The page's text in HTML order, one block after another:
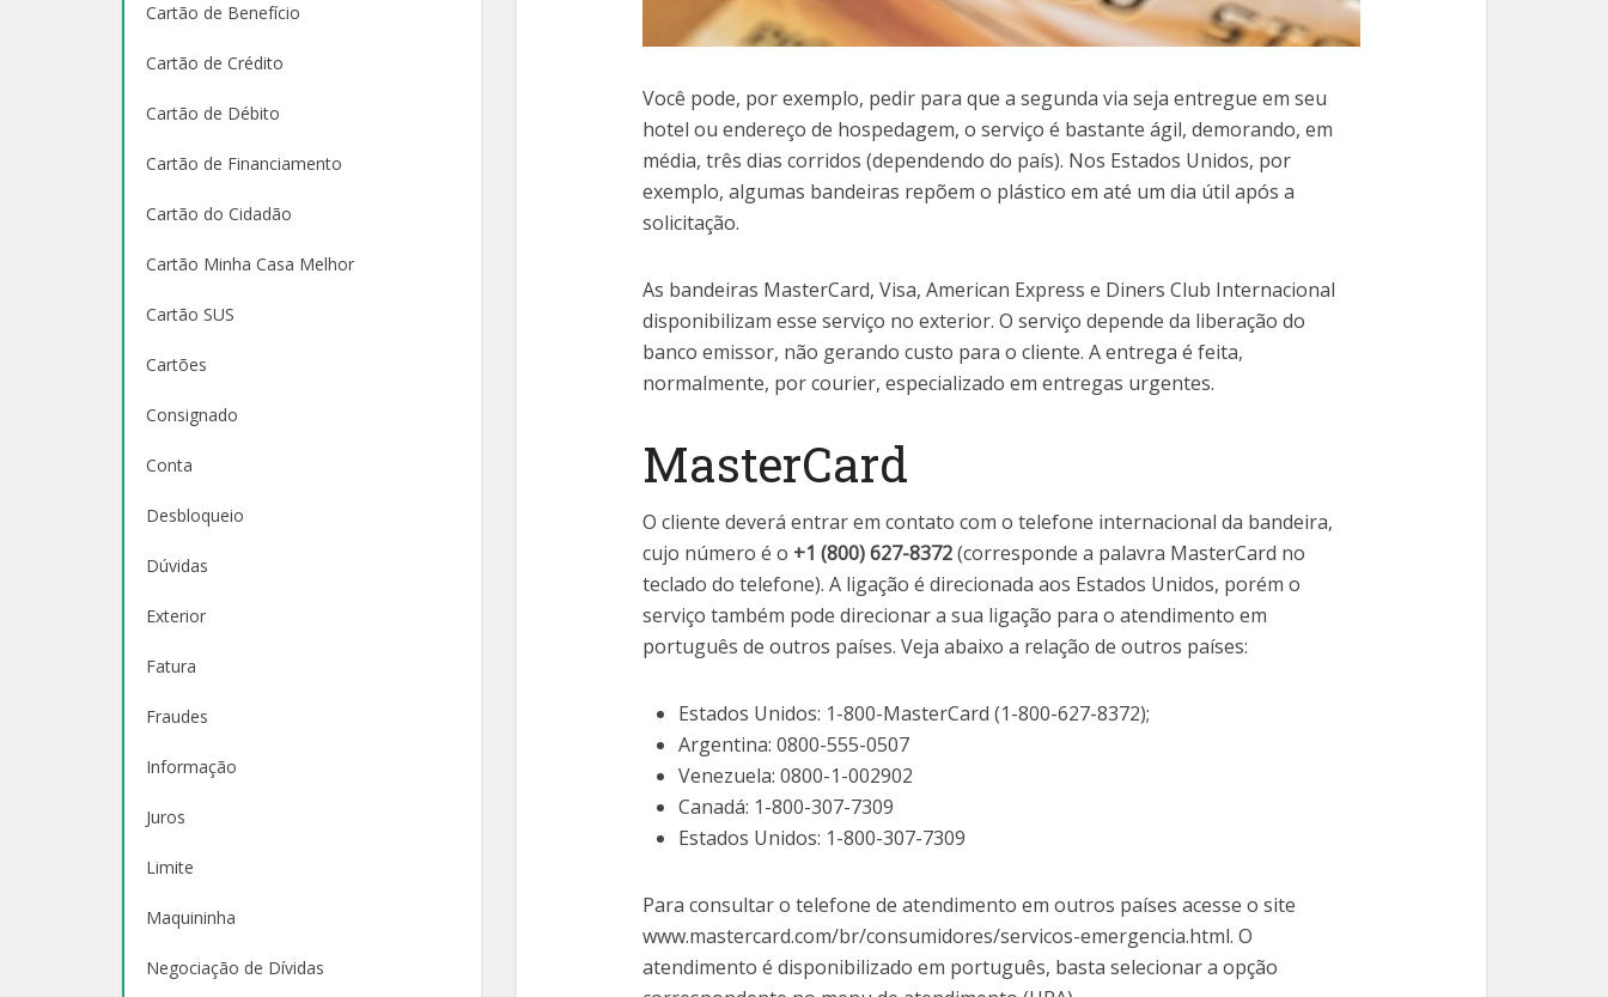
Cartão de Benefício
Cartão de Crédito
Cartão de Débito
Cartão de Financiamento
Cartão do Cidadão
Cartão Minha Casa Melhor
Cartão SUS
Cartões
Consignado
Conta
Desbloqueio
Dúvidas
Exterior
Fatura
Fraudes
Informação
Juros
Limite
Maquininha
Negociação de Dívidas
Você pode, por exemplo, pedir para que a segunda via seja entregue em seu
hotel ou endereço de hospedagem, o serviço é bastante ágil, demorando, em
média, três dias corridos (dependendo do país). Nos Estados Unidos, por
exemplo, algumas bandeiras repõem o plástico em até um dia útil após a
solicitação.
As bandeiras MasterCard, Visa, American Express e Diners Club Internacional
disponibilizam esse serviço no exterior. O serviço depende da liberação do
banco emissor, não gerando custo para o cliente. A entrega é feita,
normalmente, por courier, especializado em entregas urgentes.
MasterCard
O cliente deverá entrar em contato com o telefone internacional da bandeira,
cujo número é o +1 (800) 627-8372(corresponde a palavra MasterCard no
teclado do telefone). A ligação é direcionada aos Estados Unidos, porém o
serviço também pode direcionar a sua ligação para o atendimento em
português de outros países. Veja abaixo a relação de outros países:
Estados Unidos: 1-800-MasterCard (1-800-627-8372);
Argentina: 0800-555-0507
Venezuela: 0800-1-002902
Canadá: 1-800-307-7309
Estados Unidos: 1-800-307-7309
Para consultar o telefone de atendimento em outros países acesse o site
www.mastercard.com/br/consumidores/servicos-emergencia.html. O
atendimento é disponibilizado em português, basta selecionar a opção